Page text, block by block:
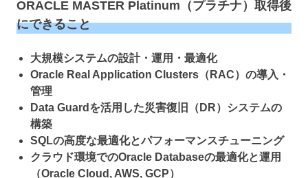
ORACLE MASTER Platinum（プラチナ）取得後
にできること
大規模システムの設計・運用・最適化
Oracle Real Application Clusters（RAC）の導入・
管理
Data Guardを活用した災害復旧（DR）システムの
構築
SQLの高度な最適化とパフォーマンスチューニング
クラウド環境でのOracle Databaseの最適化と運用
（Oracle Cloud, AWS, GCP）